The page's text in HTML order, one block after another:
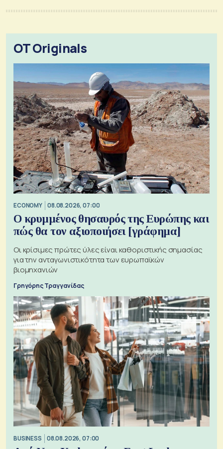
OT Originals
ECONOMY 08.08.2026, 07:00
Ο κρυμμένος θησαυρός της Ευρώπης και
πώς θα τον αξιοποιήσει [γράφημα]
Οι κρίσιμες πρώτες ύλες είναι καθοριστικής σημασίας
για την ανταγωνιστικότητα των ευρωπαϊκών
βιομηχανιών
Γρηγόρης Τραγγανίδας
BUSINESS 08.08.2026, 07:00